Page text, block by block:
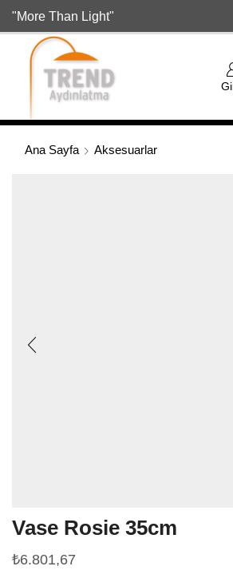
"More Than Light"
Ana Sayfa Aksesuarlar
Vase Rosie 35cm
₺6.801,67